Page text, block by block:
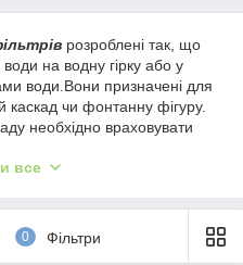
розроблені так, що
на водну гірку або у
води.Вони призначені для
каскад чи фонтанну фігуру.
необхідно враховувати
скориставшись
насоса
все
0 Фільтри